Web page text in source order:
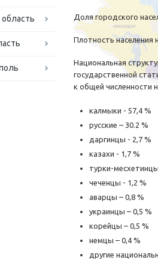
Доля городского
Плотность населения
Национальная
государственной
к общей численности
калмыки - 57,4 %
русские – 30.2 %
даргинцы - 2,7 %
казахи - 1,7 %
турки-
чеченцы - 1,2 %
аварцы – 0,8 %
украинцы – 0,5 %
корейцы – 0,5 %
немцы – 0,4 %
другие